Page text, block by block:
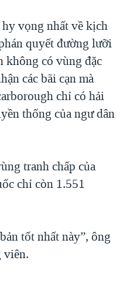
vọng nhất về kịch
quyết đường lưỡi
không có vùng đặc
các bãi cạn mà
chỉ có hải
thống của ngư dân
tranh chấp của
chỉ còn 1.551
tốt nhất này”, ông
viên.